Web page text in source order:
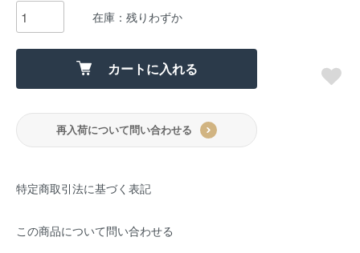
在庫：残りわずか
カートに入れる
再入荷について問い合わせる
特定商取引法に基づく表記
この商品について問い合わせる